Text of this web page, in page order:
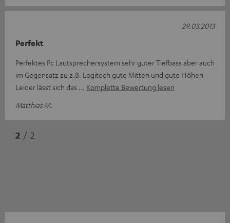
Perfekt
Perfektes Pc Lautsprechersystem sehr guter Tiefbass aber auch
im Gegensatz zu z.B. Logitech gute Mitten und gute Höhen
Leider lässt sich das
Komplette Bewertung lesen
Matthias M.
29.03.2013
2 / 2